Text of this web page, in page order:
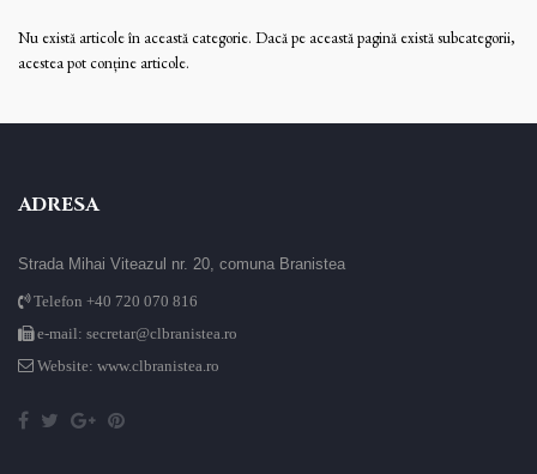
Nu există articole în această categorie. Dacă pe această pagină există subcategorii,
acestea pot conține articole.
ADRESA
Strada Mihai Viteazul nr. 20, comuna Branistea
Telefon +40 720 070 816
e-mail: secretar@clbranistea.ro
Website: www.clbranistea.ro